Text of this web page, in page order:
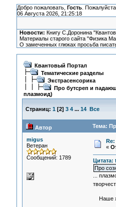
Добро пожаловать, Гость. Пожалуйста,
06 Августа 2026, 21:25:18
Новости: Книгу С.Доронина
Материалы старого сайта "Физика
О замеченных глюках просьба
Квантовый Портал
Тематические разделы
Экстрасенсорика
Про бутсреп и
плазмоид)
Страниц: 1 [2] 3 4 ... 14 Все
Автор Тема:
migus
Ветеран
Сообщений: 1789
«
Цитата:
Про
...
Наше